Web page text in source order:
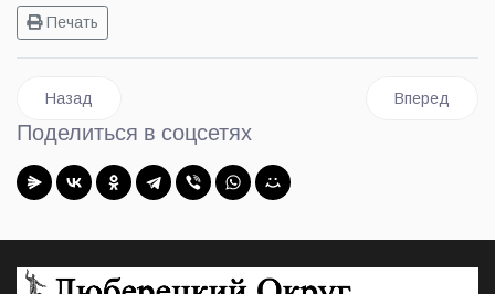
Печать
Предыдущий: Вышел в свет очередной, 22-й, номер газеты
Назад Следующий:
Вперед
Поделиться в соцсетях